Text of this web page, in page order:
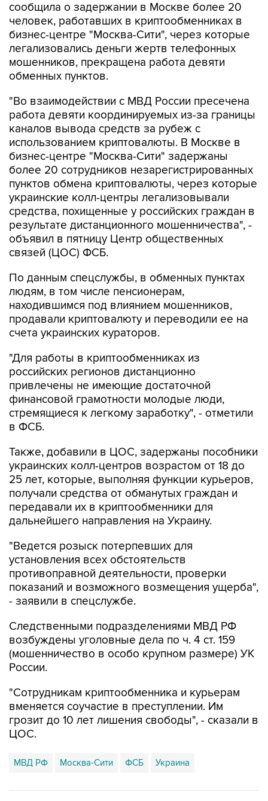
сообщила о задержании в Москве более 20
человек, работавших в криптообменниках в
бизнес-центре "Москва-Сити", через которые
легализовались деньги жертв телефонных
мошенников, прекращена работа девяти
обменных пунктов.
"Во взаимодействии с МВД России пресечена
работа девяти координируемых из-за границы
каналов вывода средств за рубеж с
использованием криптовалюты. В Москве в
бизнес-центре "Москва-Сити" задержаны
более 20 сотрудников незарегистрированных
пунктов обмена криптовалюты, через которые
украинские колл-центры легализовывали
средства, похищенные у российских граждан в
результате дистанционного мошенничества", -
объявил в пятницу Центр общественных
связей (ЦОС) ФСБ.
По данным спецслужбы, в обменных пунктах
людям, в том числе пенсионерам,
находившимся под влиянием мошенников,
продавали криптовалюту и переводили ее на
счета украинских кураторов.
"Для работы в криптообменниках из
российских регионов дистанционно
привлечены не имеющие достаточной
финансовой грамотности молодые люди,
стремящиеся к легкому заработку", - отметили
в ФСБ.
Также, добавили в ЦОС, задержаны пособники
украинских колл-центров возрастом от 18 до
25 лет, которые, выполняя функции курьеров,
получали средства от обманутых граждан и
передавали их в криптообменники для
дальнейшего направления на Украину.
"Ведется розыск потерпевших для
установления всех обстоятельств
противоправной деятельности, проверки
показаний и возможного возмещения ущерба",
- заявили в спецслужбе.
Следственными подразделениями МВД РФ
возбуждены уголовные дела по ч. 4 ст. 159
(мошенничество в особо крупном размере) УК
России.
"Сотрудникам криптообменника и курьерам
вменяется соучастие в преступлении. Им
грозит до 10 лет лишения свободы", - сказали в
ЦОС.
МВД РФ Москва-Сити ФСБ Украина